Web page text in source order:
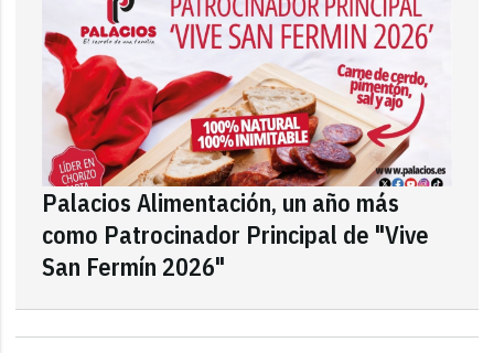
Palacios Alimentación, un año más
como Patrocinador Principal de "Vive
San Fermín 2026"